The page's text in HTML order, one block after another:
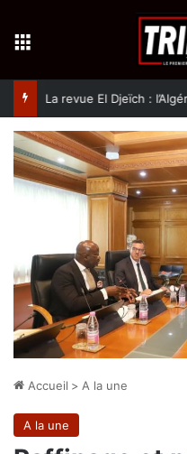
Accueil > A la une
A la une